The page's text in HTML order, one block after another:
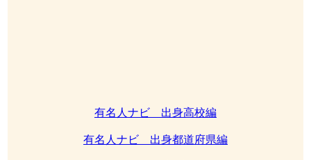
有名人ナビ 出身高校編
有名人ナビ 出身都道府県編